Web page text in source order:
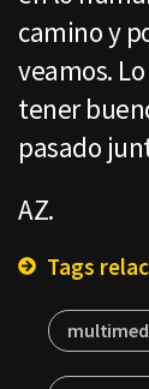
camino y
veamos.
tener
pasado
AZ.
Tags